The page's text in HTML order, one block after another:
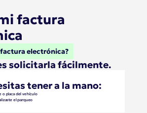
factura
electrónica?
solicitarla fácilmente.
tener a la mano:
o placa del vehículo
el parqueo